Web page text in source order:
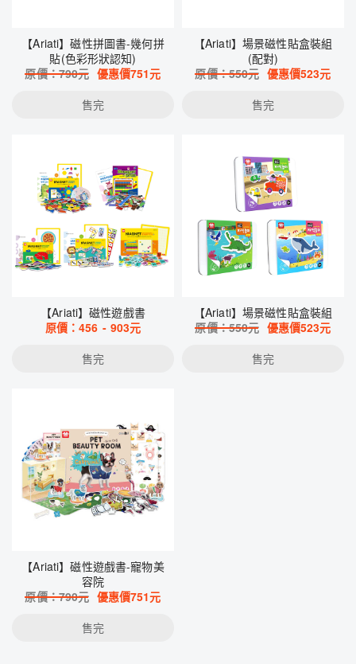
【Ariati】磁性拼圖書-幾何拼
貼(色彩形狀認知)
原價：790元 優惠價751元
售完
【Ariati】場景磁性貼盒裝組
(配對)
原價：550元 優惠價523元
售完
【Ariati】磁性遊戲書
原價：456 - 903元
售完
【Ariati】場景磁性貼盒裝組
原價：550元 優惠價523元
售完
【Ariati】磁性遊戲書-寵物美
容院
原價：790元 優惠價751元
售完